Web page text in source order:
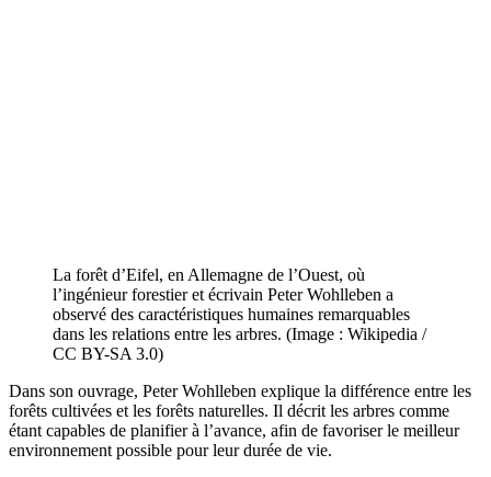
La forêt d’Eifel, en Allemagne de l’Ouest, où
l’ingénieur forestier et écrivain Peter Wohlleben a
observé des caractéristiques humaines remarquables
dans les relations entre les arbres. (Image : Wikipedia /
CC BY-SA 3.0)
Dans son ouvrage, Peter Wohlleben explique la différence entre les
forêts cultivées et les forêts naturelles. Il décrit les arbres comme
étant capables de planifier à l’avance, afin de favoriser le meilleur
environnement possible pour leur durée de vie.